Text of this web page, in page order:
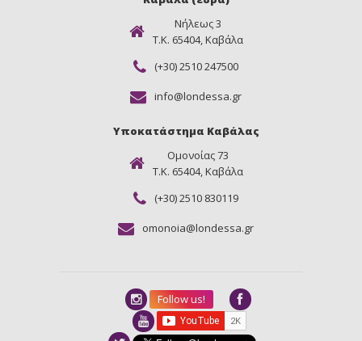
Νήλεως 3
Τ.Κ. 65404, Καβάλα
(+30) 2510 247500
info@londessa.gr
Υποκατάστημα Καβάλας
Ομονοίας 73
Τ.Κ. 65404, Καβάλα
(+30) 2510 830119
omonoia@londessa.gr
Follow us!